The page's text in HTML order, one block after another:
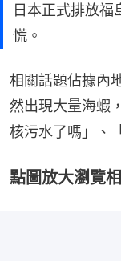
日本正式排放福
慌。
相關話題佔據內
然出現大量海蝦
核污水了嗎」、
點圖放大瀏覽